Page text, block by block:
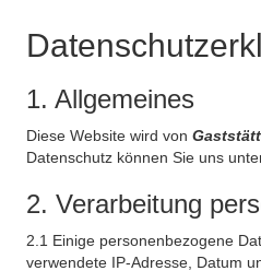
1. Allgemeines
Diese Website wird von
Datenschutz können Sie uns
2. Verarbeitung
2.1 Einige personenbezogene
verwendete IP-Adresse, Datum